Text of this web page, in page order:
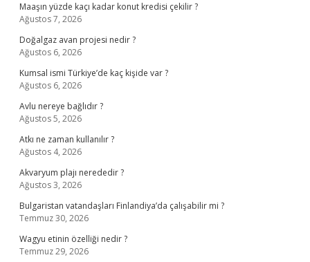
Maaşın yüzde kaçı kadar konut kredisi çekilir ?
Ağustos 7, 2026
Doğalgaz avan projesi nedir ?
Ağustos 6, 2026
Kumsal ismi Türkiye’de kaç kişide var ?
Ağustos 6, 2026
Avlu nereye bağlıdır ?
Ağustos 5, 2026
Atkı ne zaman kullanılır ?
Ağustos 4, 2026
Akvaryum plajı nerededir ?
Ağustos 3, 2026
Bulgaristan vatandaşları Finlandiya’da çalışabilir mi ?
Temmuz 30, 2026
Wagyu etinin özelliği nedir ?
Temmuz 29, 2026